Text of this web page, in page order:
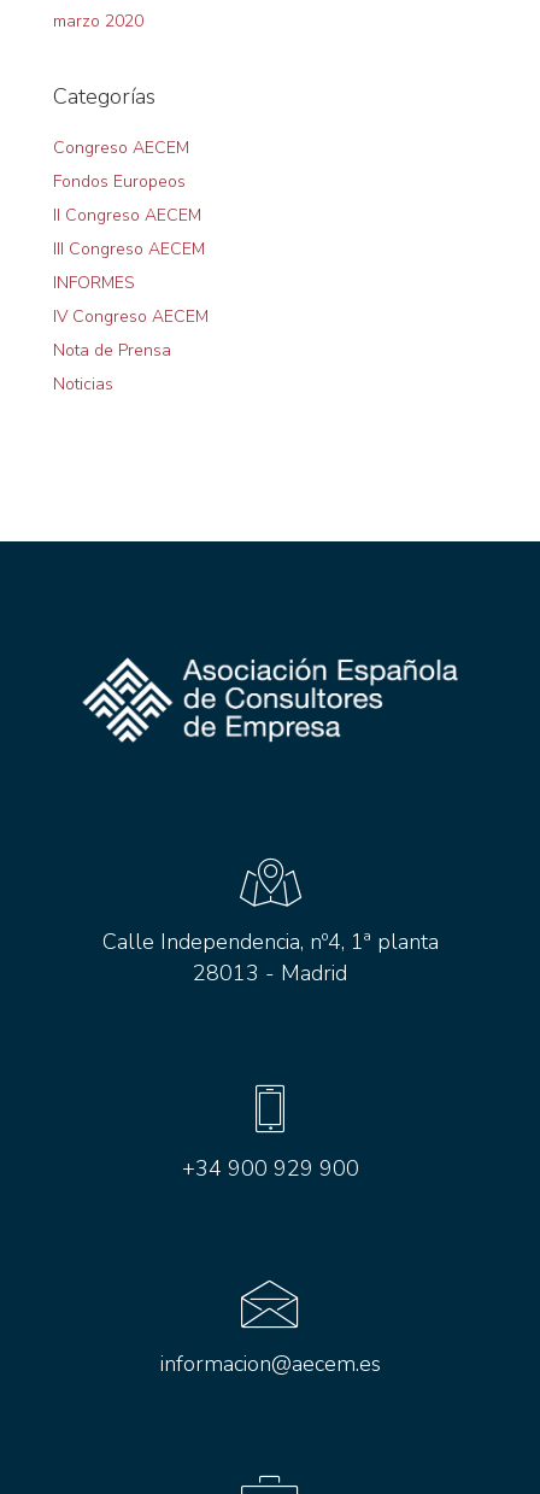
marzo 2020
Categorías
Congreso AECEM
Fondos Europeos
II Congreso AECEM
III Congreso AECEM
INFORMES
IV Congreso AECEM
Nota de Prensa
Noticias
Calle Independencia, nº4, 1ª planta
28013 - Madrid
+34 900 929 900
informacion@aecem.es